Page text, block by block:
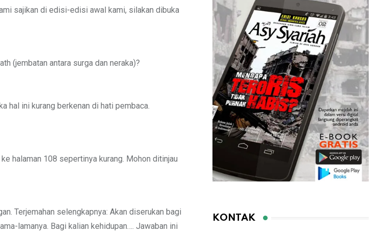
sajikan di edisi-edisi awal kami, silakan dibuka
(jembatan antara surga dan neraka)?
hal ini kurang berkenan di hati pembaca.
halaman 108 sepertinya kurang. Mohon ditinjau
Terjemahan selengkapnya: Akan diserukan bagi
lamanya. Bagi kalian kehidupan…. Jawaban ini
KONTAK